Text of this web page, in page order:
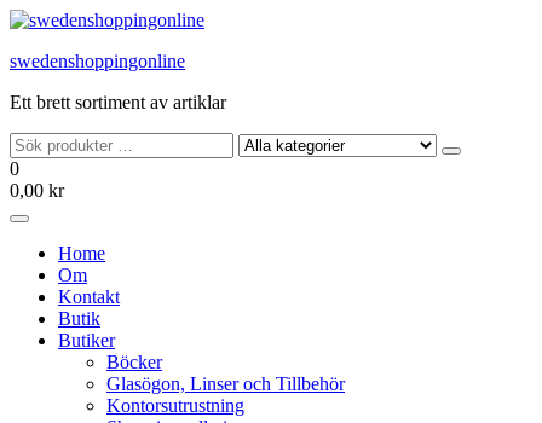
Hoppa
innehållet
swedenshoppingonline
Ett brett sortiment av artiklar
0
0,00 kr
Home
Om
Kontakt
Butik
Butiker
Böcker
Glasögon, Linser och Tillbehör
Kontorsutrustning